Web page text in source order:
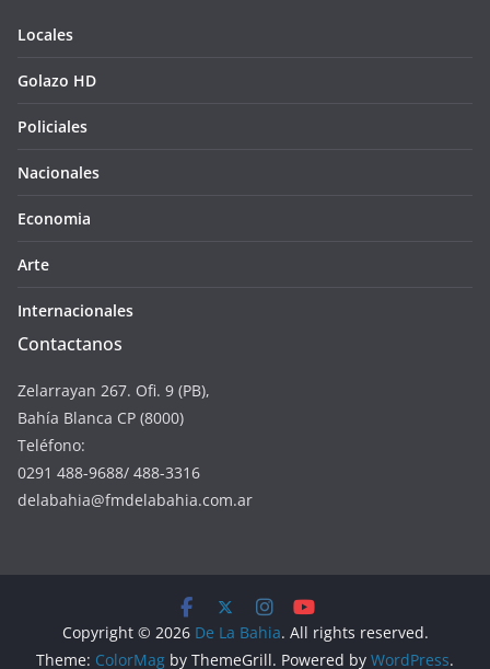
Locales
Golazo HD
Policiales
Nacionales
Economia
Arte
Internacionales
Contactanos
Zelarrayan 267. Ofi. 9 (PB),
Bahía Blanca CP (8000)
Teléfono:
0291 488-9688/ 488-3316
delabahia@fmdelabahia.com.ar
Copyright © 2026 De La Bahia. All rights reserved.
Theme: ColorMag by ThemeGrill. Powered by WordPress.